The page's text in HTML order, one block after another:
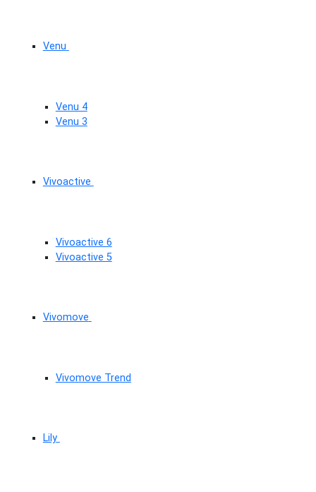
Venu
Venu 4
Venu 3
Vivoactive
Vivoactive 6
Vivoactive 5
Vivomove
Vivomove Trend
Lily